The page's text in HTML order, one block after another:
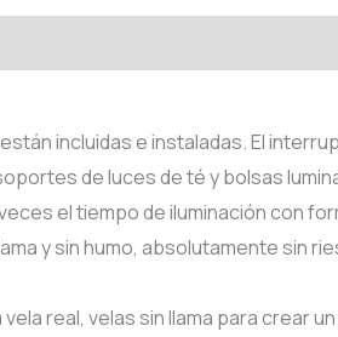
incluidas e instaladas. El
de luces de té y bolsas
el tiempo de iluminación con
y sin humo, absolutamente sin
real, velas sin llama para crear